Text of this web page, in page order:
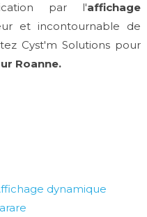
par l'affichage
et incontournable de
Cyst'm Solutions pour
Roanne.
dynamique